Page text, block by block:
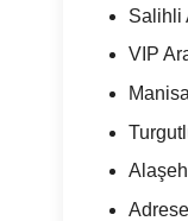
Salihli
VIP